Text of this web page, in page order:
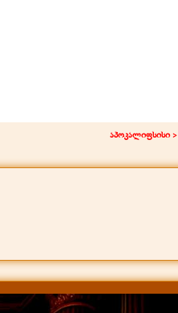
აპოკალიფსისი >